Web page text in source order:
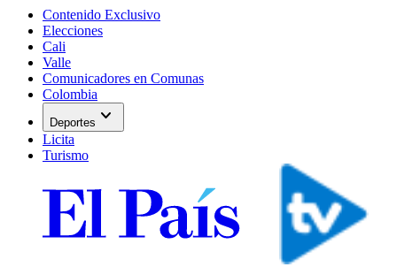
Contenido Exclusivo
Elecciones
Cali
Valle
Comunicadores en Comunas
Colombia
Deportes expand_more
Licita
Turismo